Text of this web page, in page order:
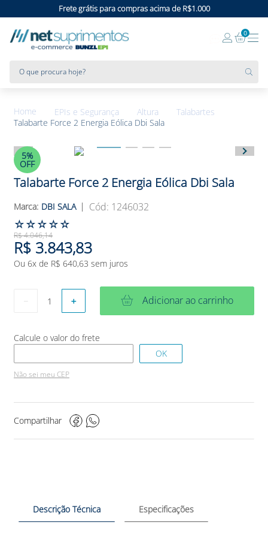
Frete grátis para compras acima de R$1.000
0
EPIs e Segurança Altura
Talabartes
Talabarte Force 2 Energia Eólica Dbi Sala
5%
OFF
Talabarte Force 2 Energia Eólica Dbi Sala
DBI SALA : 1246032
☆☆☆☆☆
R$4.046,14
R$ 3.843,83
Ou 6x de R$ 640,63 sem juros
＋ Adicionar ao carrinho
Não sei meu CEP
Compartilhar
Descrição Técnica Especificações